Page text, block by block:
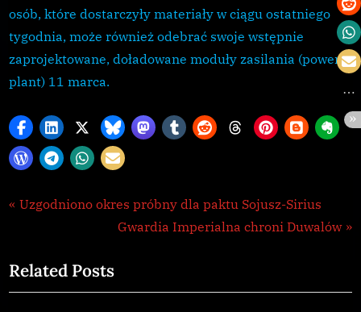
osób, które dostarczyły materiały w ciągu ostatniego
tygodnia, może również odebrać swoje wstępnie
zaprojektowane, doładowane moduły zasilania (power
plant) 11 marca.
CG
news
Nawigacja
P
v
i
Uzgodniono okres próbny dla paktu Sojusz-Sirius
N
t
Gwardia Imperialna chroni Duwalów
Related Posts